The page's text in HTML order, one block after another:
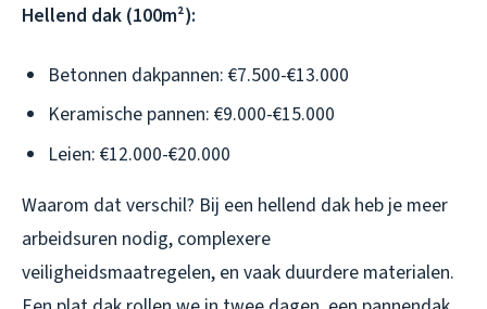
Hellend dak (100m²):
Betonnen dakpannen: €7.500-€13.000
Keramische pannen: €9.000-€15.000
Leien: €12.000-€20.000
Waarom dat verschil? Bij een hellend dak heb je meer
arbeidsuren nodig, complexere
veiligheidsmaatregelen, en vaak duurdere materialen.